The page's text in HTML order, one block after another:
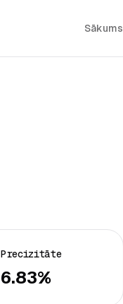
Sākums
Precizitāte
6.83%